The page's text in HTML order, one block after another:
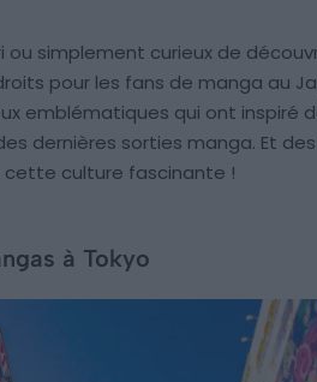
ou simplement curieux de
pour les fans de manga au
emblématiques qui ont inspiré
dernières sorties manga. Et
cette culture fascinante !
à Tokyo